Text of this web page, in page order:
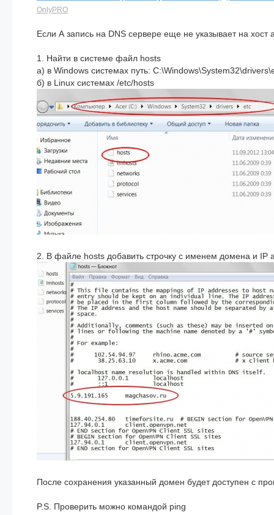
OnlyPRO
Если А запись на DNS сервере еще не указывает на
1. Найти в системе файл hosts
а) в Windows системах путь:
б) в Linux системах /etc/hosts
2. В файле hosts добавить строчку с именем домена и IP
После сохранения указанный домен будет доступен с
P.S. Проверить можно командой ping